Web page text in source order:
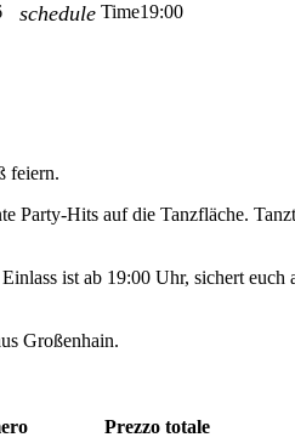
schedule Time19:00
feiern.
Hits auf die Tanzfläche.
ist ab 19:00 Uhr, sichert euch
Großenhain.
Prezzo totale